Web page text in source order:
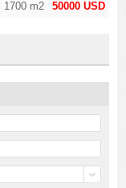
50000 USD
1700 m2